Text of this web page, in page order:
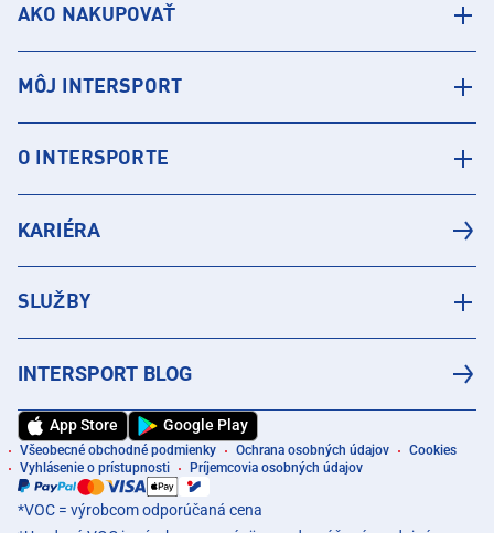
AKO NAKUPOVAŤ
MÔJ INTERSPORT
O INTERSPORTE
KARIÉRA
SLUŽBY
INTERSPORT BLOG
App Store Google Play
Všeobecné obchodné podmienky Ochrana osobných údajov
Cookies
Vyhlásenie o prístupnosti
Príjemcovia osobných údajov
*VOC = výrobcom odporúčaná cena